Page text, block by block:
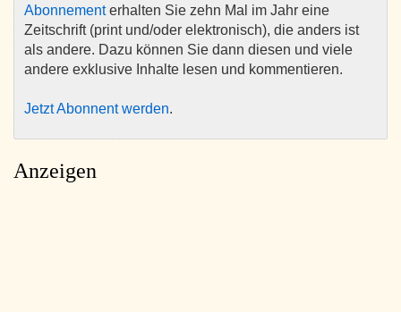
Abonnementerhalten Sie zehn Mal im Jahr eine
Zeitschrift (print und/oder elektronisch), die anders ist
als andere. Dazu können Sie dann diesen und viele
andere exklusive Inhalte lesen und kommentieren.
Jetzt Abonnent werden.
Anzeigen